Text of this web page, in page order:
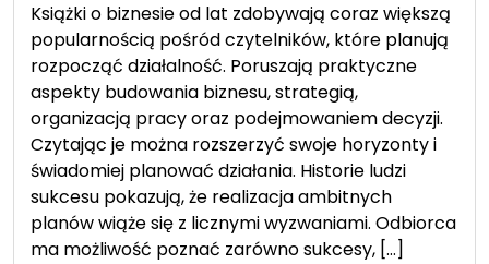
Książki o biznesie od lat zdobywają coraz większą
popularnością pośród czytelników, które planują
rozpocząć działalność. Poruszają praktyczne
aspekty budowania biznesu, strategią,
organizacją pracy oraz podejmowaniem decyzji.
Czytając je można rozszerzyć swoje horyzonty i
świadomiej planować działania. Historie ludzi
sukcesu pokazują, że realizacja ambitnych
planów wiąże się z licznymi wyzwaniami. Odbiorca
ma możliwość poznać zarówno sukcesy, […]